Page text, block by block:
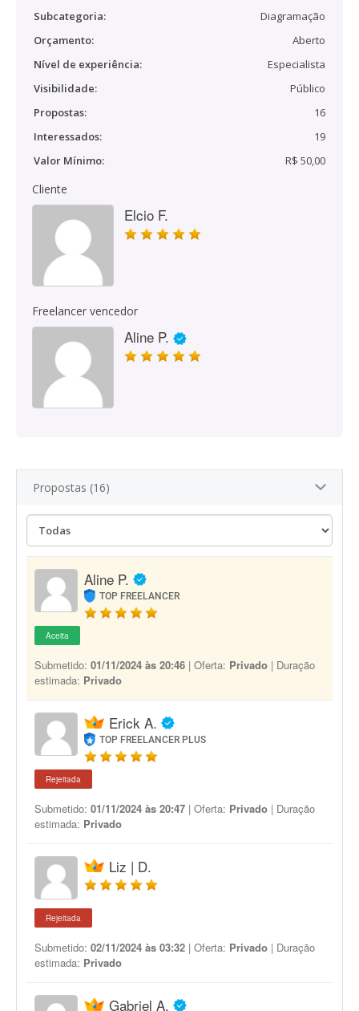
Subcategoria:
Diagramação
Orçamento:
Aberto
Nível de experiência:
Especialista
Visibilidade:
Público
Propostas:
16
Interessados:
19
Valor Mínimo:
R$ 50,00
Cliente
Elcio F.
Freelancer vencedor
Aline P.
Propostas (16)
Aline P.
TOP FREELANCER
Aceita
Submetido: 01/11/2024 às 20:46 | Oferta: Privado | Duração
estimada: Privado
Erick A.
TOP FREELANCER PLUS
Rejeitada
Submetido: 01/11/2024 às 20:47 | Oferta: Privado | Duração
estimada: Privado
Liz | D.
Rejeitada
Submetido: 02/11/2024 às 03:32 | Oferta: Privado | Duração
estimada: Privado
Gabriel A.